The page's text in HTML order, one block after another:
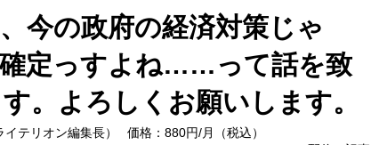
今の政府の経済対策じゃ
確定っすよね……って話を致
。よろしくお願いします。
テリオン編集長）
価格：880円/月（税込）